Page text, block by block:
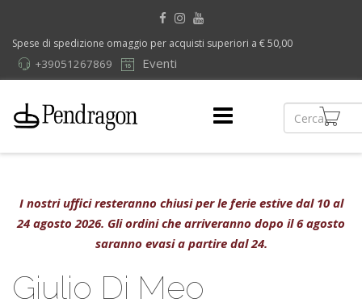
Spese di spedizione omaggio per acquisti superiori a € 50,00
Eventi
+39051267869
I nostri uffici resteranno chiusi per le ferie estive dal 10 al
24 agosto 2026. Gli ordini che arriveranno dopo il 6 agosto
saranno evasi a partire dal 24.
Giulio Di Meo